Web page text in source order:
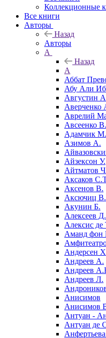
Коллекционные
Все книги
Авторы
Назад
Авторы
А
Назад
А
Аббат
Абу Али
Августин
Аверченко
Аврелий
Авсеенко
Адамчик
Азимов А.
Айзексон У.
Айтматов
Аксаков
Аксенов В.
Аксючиц
Акунин Б.
Алексеев Д.
Алексис де
Аманд фон
Андерсен
Андреев А.
Андреев
Андреев Л.
Анисимов
Анисимов
Антуан -
Антуан де